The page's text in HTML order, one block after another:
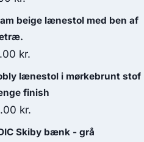
beige lænestol med ben af
kr.
lænestol i mørkebrunt stof
finish
kr.
Skiby bænk - grå